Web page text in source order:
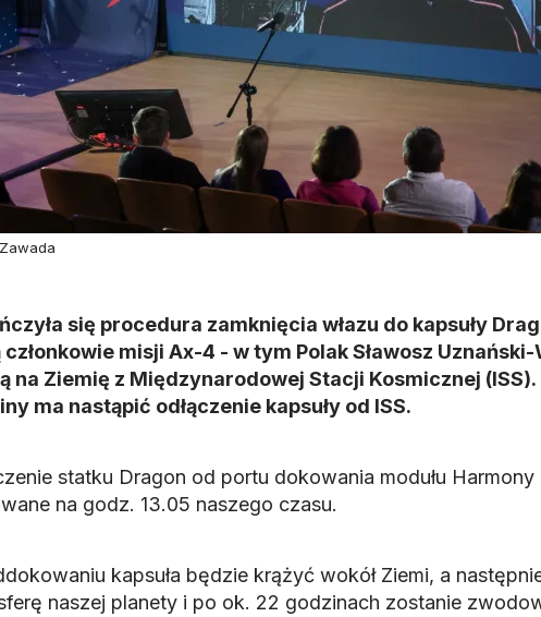
się procedura zamknięcia włazu do kapsuły
członkowie misji Ax-4 - w tym Polak Sławosz
na Ziemię z Międzynarodowej Stacji Kosmicznej (ISS).
ma nastąpić odłączenie kapsuły od ISS.
statku Dragon od portu dokowania modułu Harmony
na godz. 13.05 naszego czasu.
kapsuła będzie krążyć wokół Ziemi, a
naszej planety i po ok. 22 godzinach zostanie